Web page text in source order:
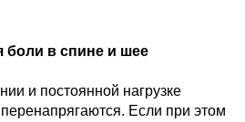
боли в спине и шее
и постоянной нагрузке
Если при этом